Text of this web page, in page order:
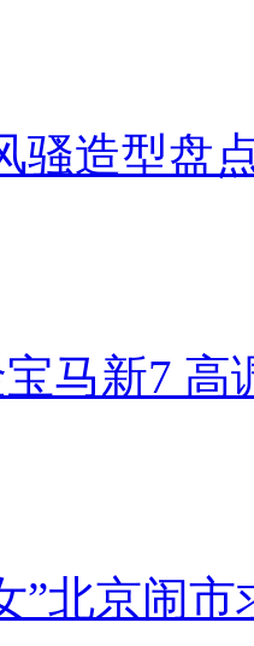
骚造型盘
马新7 高
”北京闹市